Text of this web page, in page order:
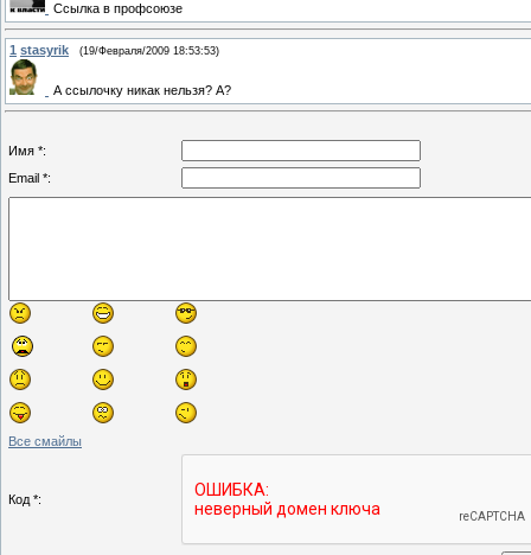
Ссылка в профсоюзе
1 stasyrik (19/Февраля/2009 18:53:53)
А ссылочку никак нельзя? А?
Имя *:
Email *:
Все смайлы
Код *: